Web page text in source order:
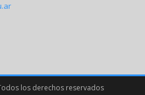
Todos los derechos reservados